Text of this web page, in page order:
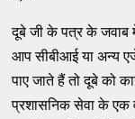
दूबे जी के पत्र के जवाब
आप सीबीआई या अन्य
पाए जाते हैं तो दूबे को
प्रशासनिक सेवा के एक